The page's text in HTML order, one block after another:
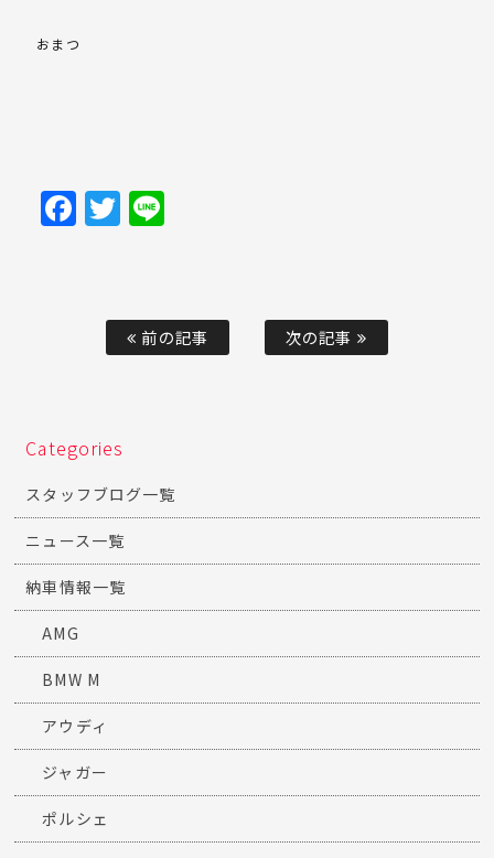
おまつ
Facebook
Twitter
前の記事 次の記事
Categories
スタッフブログ一覧
ニュース一覧
納車情報一覧
AMG
BMW M
アウディ
ジャガー
ポルシェ